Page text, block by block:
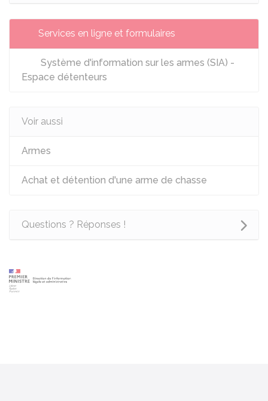
Services en ligne et formulaires
Système d'information sur les armes (SIA) -
Espace détenteurs
Voir aussi
Armes
Achat et détention d'une arme de chasse
Questions ? Réponses !